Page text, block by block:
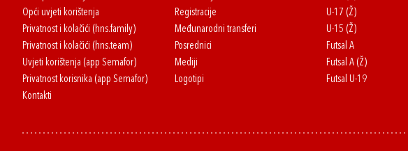
Opći uvjeti korištenja
Privatnost i kolačići (hns.family)
Privatnost i kolačići (hns.team)
Uvjeti korištenja (app Semafor)
Privatnost korisnika (app Semafor)
Kontakti
Registracije
Međunarodni transferi
Posrednici
Mediji
Logotipi
U-17 (Ž)
U-15 (Ž)
Futsal A
Futsal A (Ž)
Futsal U-19